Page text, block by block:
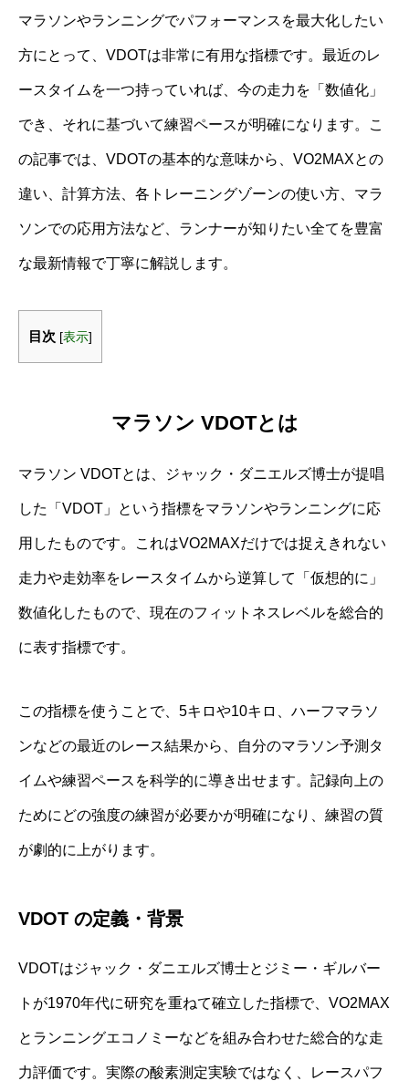
マラソンやランニングでパフォーマンスを最大化したい
方にとって、VDOTは非常に有用な指標です。最近のレ
ースタイムを一つ持っていれば、今の走力を「数値化」
でき、それに基づいて練習ペースが明確になります。こ
の記事では、VDOTの基本的な意味から、VO2MAXとの
違い、計算方法、各トレーニングゾーンの使い方、マラ
ソンでの応用方法など、ランナーが知りたい全てを豊富
な最新情報で丁寧に解説します。
目次 [表示]
マラソン VDOTとは
マラソン VDOTとは、ジャック・ダニエルズ博士が提唱
した「VDOT」という指標をマラソンやランニングに応
用したものです。これはVO2MAXだけでは捉えきれない
走力や走効率をレースタイムから逆算して「仮想的に」
数値化したもので、現在のフィットネスレベルを総合的
に表す指標です。
この指標を使うことで、5キロや10キロ、ハーフマラソ
ンなどの最近のレース結果から、自分のマラソン予測タ
イムや練習ペースを科学的に導き出せます。記録向上の
ためにどの強度の練習が必要かが明確になり、練習の質
が劇的に上がります。
VDOT の定義・背景
VDOTはジャック・ダニエルズ博士とジミー・ギルバー
トが1970年代に研究を重ねて確立した指標で、VO2MAX
とランニングエコノミーなどを組み合わせた総合的な走
力評価です。実際の酸素測定実験ではなく、レースパフ